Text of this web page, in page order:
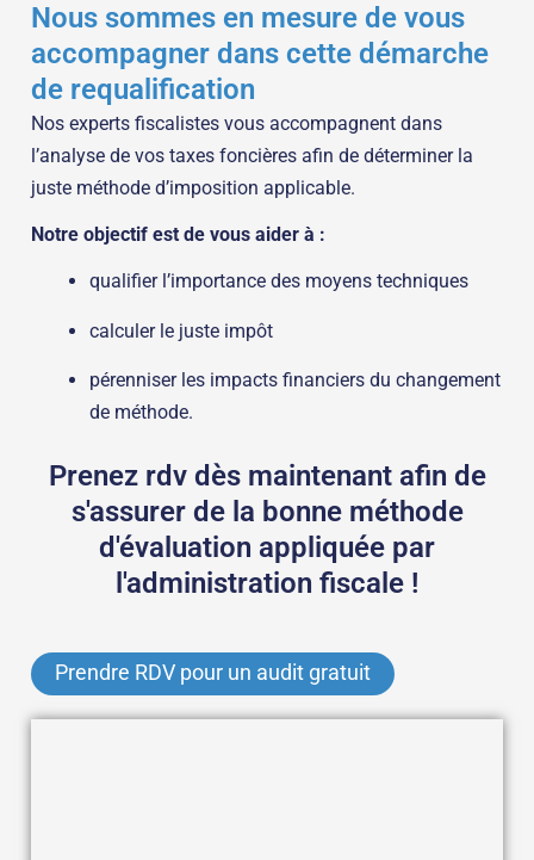
Nous sommes en mesure de vous
accompagner dans cette démarche
de requalification
Nos experts fiscalistes vous accompagnent dans
l’analyse de vos taxes foncières afin de déterminer la
juste méthode d’imposition applicable.
Notre objectif est de vous aider à :
qualifier l’importance des moyens techniques
calculer le juste impôt
pérenniser les impacts financiers du changement
de méthode.
Prenez rdv dès maintenant afin de
s'assurer de la bonne méthode
d'évaluation appliquée par
l'administration fiscale !
Prendre RDV pour un audit gratuit